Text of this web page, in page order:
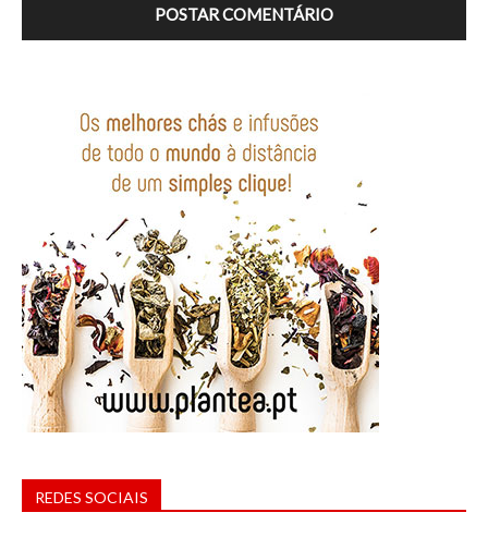
REDES SOCIAIS